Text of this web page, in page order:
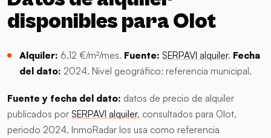
disponibles para Olot
Alquiler: 6,12 €/m²/mes. Fuente: SERPAVI alquiler. Fecha
del dato: 2024. Nivel geográfico: referencia municipal.
Fuente y fecha del dato: datos de precio de alquiler
publicados por SERPAVI alquiler, consultados para Olot,
periodo 2024. InmoRadar los usa como referencia